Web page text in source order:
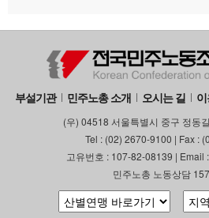
부설기관 민주노총 소개 오시는 길
(우) 04518 서울특별시 중구 정동
Tel : (02) 2670-9100 | Fax :
고유번호 : 107-82-08139 | Email
민주노총 노동상담